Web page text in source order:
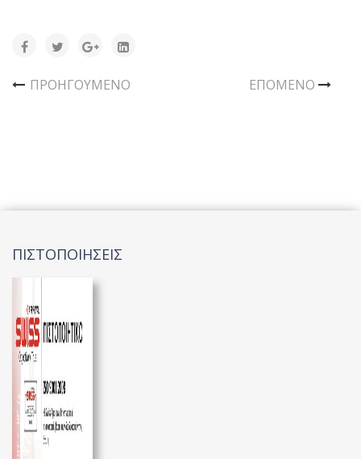
ΠΡΟΗΓΟΎΜΕΝΟ ΕΠΌΜΕΝΟ
ΠΙΣΤΟΠΟΙΗΣΕΙΣ